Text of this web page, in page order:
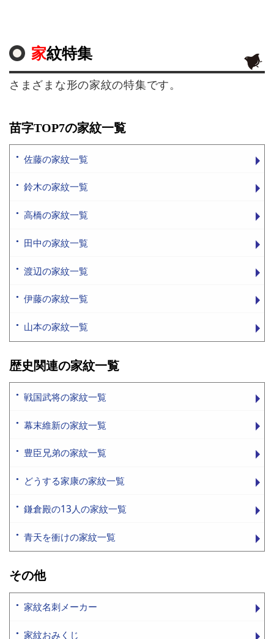
家紋特集
さまざまな形の家紋の特集です。
苗字TOP7の家紋一覧
佐藤の家紋一覧
鈴木の家紋一覧
高橋の家紋一覧
田中の家紋一覧
渡辺の家紋一覧
伊藤の家紋一覧
山本の家紋一覧
歴史関連の家紋一覧
戦国武将の家紋一覧
幕末維新の家紋一覧
豊臣兄弟の家紋一覧
どうする家康の家紋一覧
鎌倉殿の13人の家紋一覧
青天を衝けの家紋一覧
その他
家紋名刺メーカー
家紋おみくじ